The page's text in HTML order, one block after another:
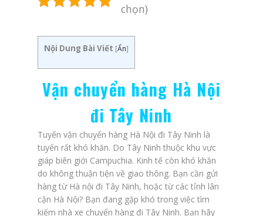
chọn)
Nội Dung Bài Viết [Ẩn]
Vận chuyển hàng Hà Nội
đi Tây Ninh
Tuyến vận chuyển hàng Hà Nội đi Tây Ninh là
tuyến rất khó khăn. Do Tây Ninh thuộc khu vực
giáp biên giới Campuchia. Kinh tế còn khó khăn
do không thuận tiện về giao thông. Bạn cần gửi
hàng từ Hà nội đi Tây Ninh, hoặc từ các tỉnh lân
cận Hà Nội? Bạn đang gặp khó trong việc tìm
kiếm nhà xe chuyển hàng đi Tây Ninh. Bạn hãy